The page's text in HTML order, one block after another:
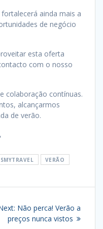
ainda mais a
de negócio
esta oferta
com o nosso
colaboração contínuas.
alcançarmos
de verão.
SMYTRAVEL VERÃO
Next
post:
Não perca! Verão a
preços nunca vistos